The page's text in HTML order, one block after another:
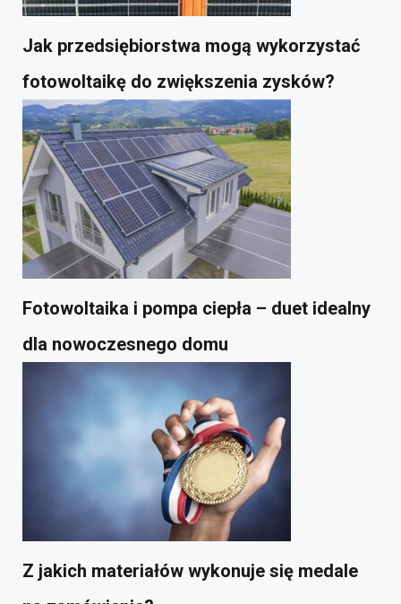
Jak przedsiębiorstwa mogą wykorzystać
fotowoltaikę do zwiększenia zysków?
Fotowoltaika i pompa ciepła – duet idealny
dla nowoczesnego domu
Z jakich materiałów wykonuje się medale